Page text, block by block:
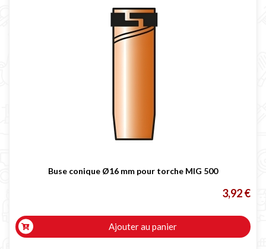
Buse conique Ø16 mm pour torche MIG 500
3,92 €
Ajouter au panier